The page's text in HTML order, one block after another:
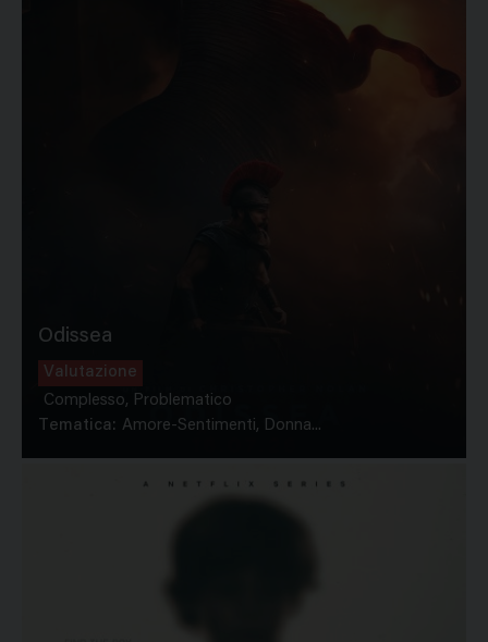
Odissea
Valutazione
Complesso, Problematico
Tematica: Amore-Sentimenti, Donna...